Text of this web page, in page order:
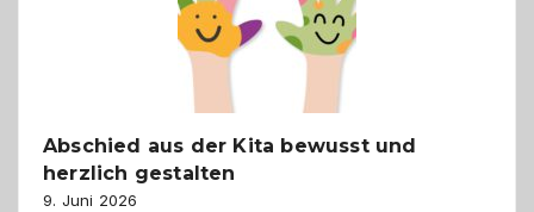
Abschied aus der Kita bewusst und
herzlich gestalten
9. Juni 2026